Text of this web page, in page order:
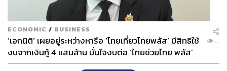
ECONOMIC / BUSINESS
‘เอกนิติ’ เผยอยู่ระหว่างหารือ ‘ไทยเที่ยวไทยพลัส’ มีสิทธิใช้
งบจากเงินกู้ 4 แสนล้าน มั่นใจงบต่อ ‘ไทยช่วยไทย พลัส’
เฟส 2 มีเพียงพอ
...